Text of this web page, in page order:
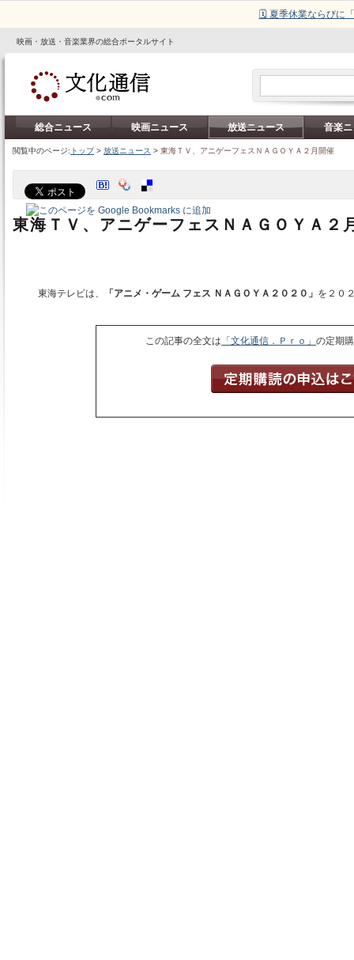
🗓️ 夏季休業ならびに
映画・放送・音楽業界の総合ポータルサイト
総合ニュース 映画ニュース 放送ニュース 音楽
閲覧中のページ: トップ> 放送ニュース > 東海ＴＶ、アニゲーフェスＮＡＧＯＹＡ２月開催
東海ＴＶ、アニゲーフェスＮＡＧＯＹＡ２
東海テレビは、 「アニメ・ゲーム フェス ＮＡＧＯＹＡ２０２０」 を２０
この記事の全文は 「文化通信．Ｐｒｏ」の定期